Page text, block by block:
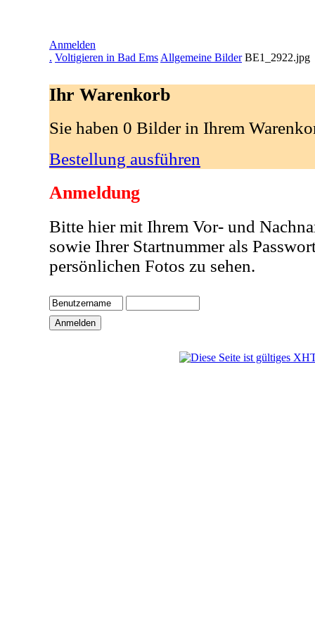
Anmelden
. Voltigieren in Bad Ems Allgemeine Bilder BE1_2922.jpg
Ihr Warenkorb
Sie haben 0 Bilder in Ihrem
Bestellung ausführen
Anmeldung
Bitte hier mit Ihrem Vor- und
sowie Ihrer Startnummer als
persönlichen Fotos zu sehen.